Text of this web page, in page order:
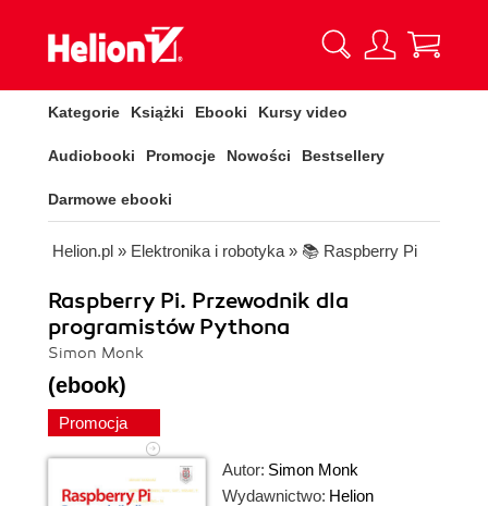
Kategorie Książki Ebooki Kursy video
Audiobooki Promocje Nowości Bestsellery
Darmowe ebooki
Helion.pl » Elektronika i robotyka » 📚 Raspberry Pi
Raspberry Pi. Przewodnik dla
programistów Pythona
Simon Monk
(ebook)
Promocja
Autor: Simon Monk
Wydawnictwo: Helion